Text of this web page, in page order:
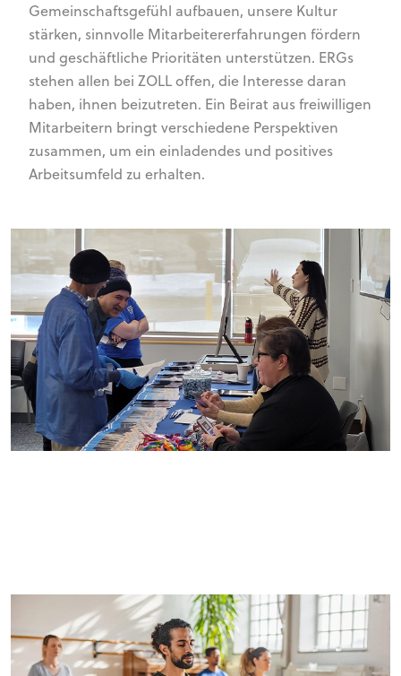
Gemeinschaftsgefühl aufbauen, unsere Kultur
stärken, sinnvolle Mitarbeitererfahrungen fördern
und geschäftliche Prioritäten unterstützen. ERGs
stehen allen bei ZOLL offen, die Interesse daran
haben, ihnen beizutreten. Ein Beirat aus freiwilligen
Mitarbeitern bringt verschiedene Perspektiven
zusammen, um ein einladendes und positives
Arbeitsumfeld zu erhalten.